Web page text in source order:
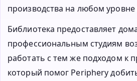
производства на любом уровне
Библиотека предоставляет
профессиональным студиям
работать с тем же подходом к
который помог Periphery